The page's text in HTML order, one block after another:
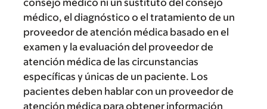
consejo médico ni un sustituto del consejo
médico, el diagnóstico o el tratamiento de un
proveedor de atención médica basado en el
examen y la evaluación del proveedor de
atención médica de las circunstancias
específicas y únicas de un paciente. Los
pacientes deben hablar con un proveedor de
atención médica para obtener información